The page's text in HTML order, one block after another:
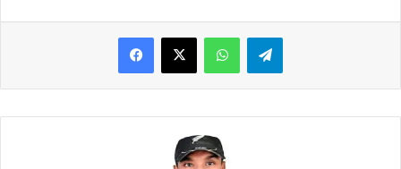
WhatsAppTelegram